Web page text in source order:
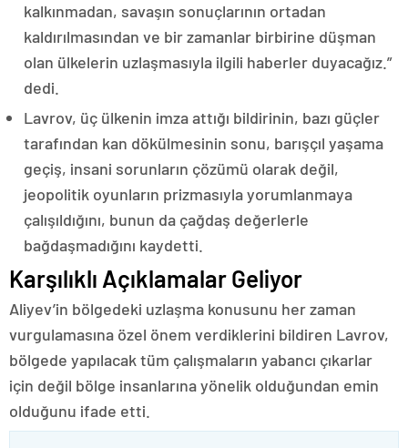
kalkınmadan, savaşın sonuçlarının ortadan
kaldırılmasından ve bir zamanlar birbirine düşman
olan ülkelerin uzlaşmasıyla ilgili haberler duyacağız.”
dedi.
Lavrov, üç ülkenin imza attığı bildirinin, bazı güçler
tarafından kan dökülmesinin sonu, barışçıl yaşama
geçiş, insani sorunların çözümü olarak değil,
jeopolitik oyunların prizmasıyla yorumlanmaya
çalışıldığını, bunun da çağdaş değerlerle
bağdaşmadığını kaydetti.
Karşılıklı Açıklamalar Geliyor
Aliyev’in bölgedeki uzlaşma konusunu her zaman
vurgulamasına özel önem verdiklerini bildiren Lavrov,
bölgede yapılacak tüm çalışmaların yabancı çıkarlar
için değil bölge insanlarına yönelik olduğundan emin
olduğunu ifade etti.